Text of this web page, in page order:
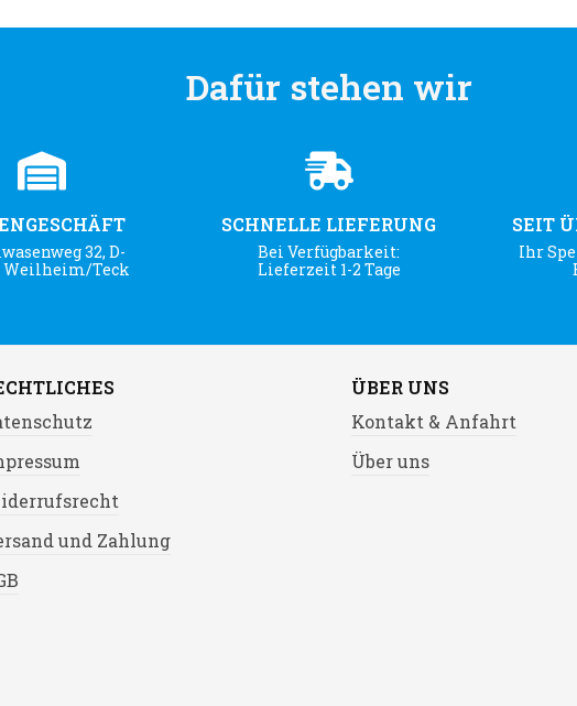
Dafür stehen wir
32, D-
Weilheim/Teck
SCHNELLE LIEFERUNG
Bei Verfügbarkeit:
Lieferzeit 1-2 Tage
SEIT
Ihr
und Zahlung
ÜBER UNS
Kontakt & Anfahrt
Über uns